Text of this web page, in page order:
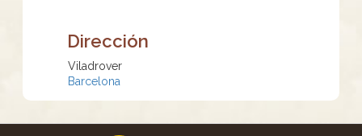
Dirección
Viladrover
Barcelona